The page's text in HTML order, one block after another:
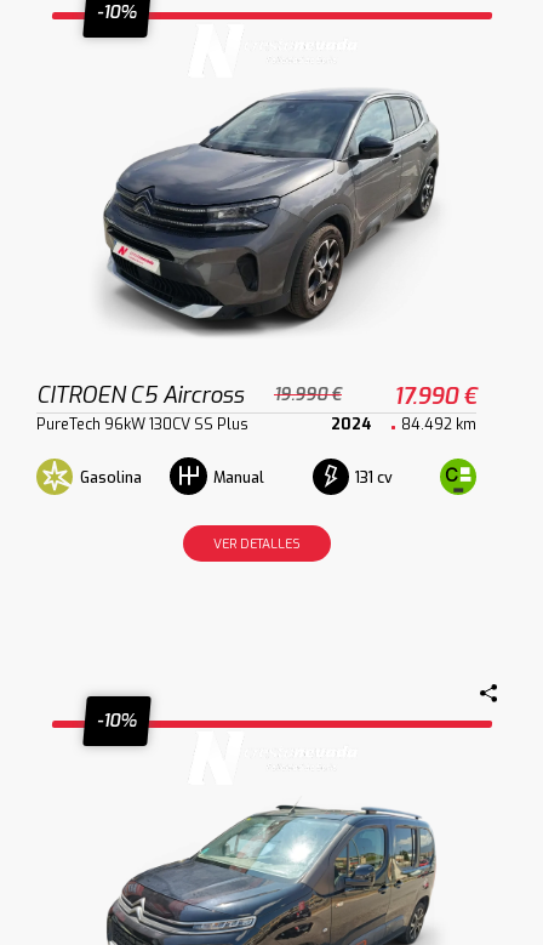
-10%
CITROEN C5 Aircross 19.990 € 17.990 €
PureTech 96kW 130CV SS Plus 2024 84.492 km
Gasolina Manual 131 cv
VER DETALLES
-10%